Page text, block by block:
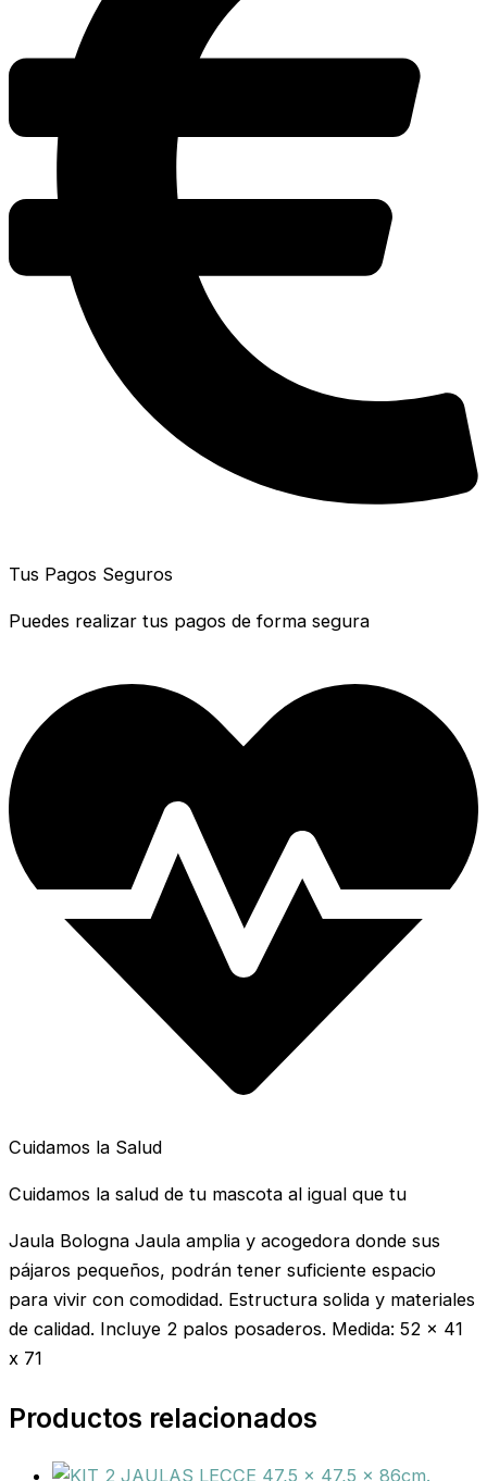
Tus Pagos Seguros
Puedes realizar tus pagos de forma segura
Cuidamos la Salud
Cuidamos la salud de tu mascota al igual que tu
Jaula Bologna Jaula amplia y acogedora donde sus
pájaros pequeños, podrán tener suficiente espacio
para vivir con comodidad. Estructura solida y materiales
de calidad. Incluye 2 palos posaderos. Medida: 52 x 41
x 71
Productos relacionados